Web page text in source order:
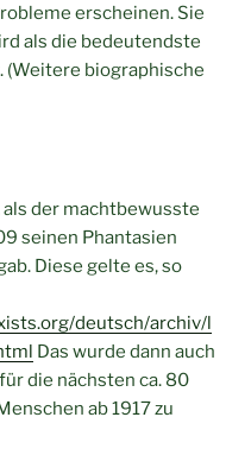
erscheinen. Sie
als die bedeutendste
(Weitere biographische
der machtbewusste
seinen Phantasien
Diese gelte es, so
deutsch/archiv/l
Das wurde dann auch
die nächsten ca. 80
ab 1917 zu